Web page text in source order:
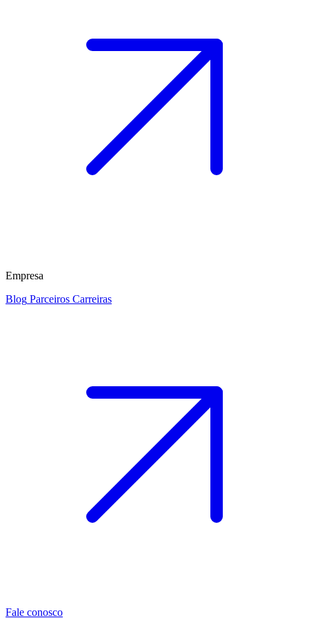
Empresa
Blog Parceiros Carreiras
Fale conosco